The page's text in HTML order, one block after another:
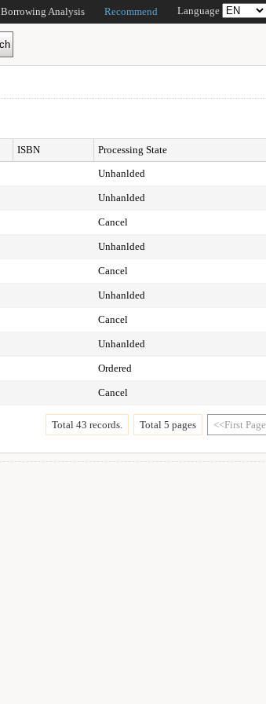
Borrowing Analysis Recommend Language
ISBN Processing State
Unhanlded
Unhanlded
Cancel
Unhanlded
Cancel
Unhanlded
Cancel
Unhanlded
Ordered
Cancel
Total 43 records. Total 5 pages <<First Page